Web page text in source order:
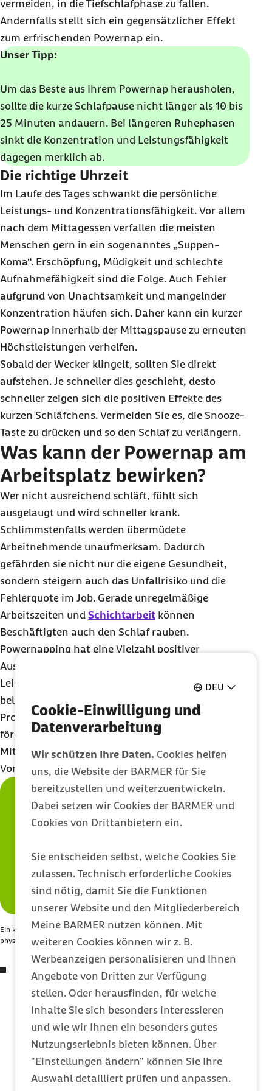
DEU
Cookie-Einwilligung und
Datenverarbeitung
Wir schützen Ihre Daten. Cookies helfen
uns, die Website der BARMER für Sie
bereitzustellen und weiterzuentwickeln.
Dabei setzen wir Cookies der BARMER und
Cookies von Drittanbietern ein.
Sie entscheiden selbst, welche Cookies Sie
zulassen. Technisch erforderliche Cookies
sind nötig, damit Sie die Funktionen
unserer Website und den Mitgliederbereich
Meine BARMER nutzen können. Mit
weiteren Cookies können wir z. B.
Werbeanzeigen personalisieren und Ihnen
Angebote von Dritten zur Verfügung
stellen. Oder herausfinden, für welche
Inhalte Sie sich besonders interessieren
und wie wir Ihnen ein besonders gutes
Nutzungserlebnis bieten können. Über
"Einstellungen ändern" können Sie Ihre
Auswahl detailliert prüfen und anpassen.
vermeiden, in die Tiefschlafphase zu fallen.
Andernfalls stellt sich ein gegensätzlicher Effekt
zum erfrischenden Powernap ein.
Unser Tipp:
Um das Beste aus Ihrem Powernap herausholen,
sollte die kurze Schlafpause nicht länger als 10 bis
25 Minuten andauern. Bei längeren Ruhephasen
sinkt die Konzentration und Leistungsfähigkeit
dagegen merklich ab.
Die richtige Uhrzeit
Im Laufe des Tages schwankt die persönliche
Leistungs- und Konzentrationsfähigkeit. Vor allem
nach dem Mittagessen verfallen die meisten
Menschen gern in ein sogenanntes „Suppen-
Koma“. Erschöpfung, Müdigkeit und schlechte
Aufnahmefähigkeit sind die Folge. Auch Fehler
aufgrund von Unachtsamkeit und mangelnder
Konzentration häufen sich. Daher kann ein kurzer
Powernap innerhalb der Mittagspause zu erneuten
Höchstleistungen verhelfen.
Sobald der Wecker klingelt, sollten Sie direkt
aufstehen. Je schneller dies geschieht, desto
schneller zeigen sich die positiven Effekte des
kurzen Schläfchens. Vermeiden Sie es, die Snooze-
Taste zu drücken und so den Schlaf zu verlängern.
Was kann der Powernap am
Arbeitsplatz bewirken?
Wer nicht ausreichend schläft, fühlt sich
ausgelaugt und wird schneller krank.
Schlimmstenfalls werden übermüdete
Arbeitnehmende unaufmerksam. Dadurch
gefährden sie nicht nur die eigene Gesundheit,
sondern steigern auch das Unfallrisiko und die
Fehlerquote im Job. Gerade unregelmäßige
Arbeitszeiten und Schichtarbeit können
Beschäftigten auch den Schlaf rauben.
Powernapping hat eine Vielzahl positiver
Auswirkungen auf die körperliche und geistige
Leistungsfähigkeit von Mitarbeitenden. Studien
belegen, dass ein kurzer Schlaf am Arbeitsplatz die
Produktivität steigern und die Konzentration
fördern kann. Dies hat sowohl für die
Mitarbeitenden als auch für den Arbeitgeber
Vorteile.
Ein kurzer Schlaf am Arbeitsplatz hat viele positive Auswirkungen auf
physische und geistige Gesundheit von Mitarbeitenden.
Steigerung der Konzentration und
: Nach einer kurzen
Ruhephase können Mitarbeitende ihre
Aufgaben mit mehr Fokus und
Aufmerksamkeit angehen. Der Schlaf hilft, die
kognitiven Funktionen zu regenerieren und
die mentale Ermüdung zu verringern. Dies
führt zu einer besseren Leistungsfähigkeit und